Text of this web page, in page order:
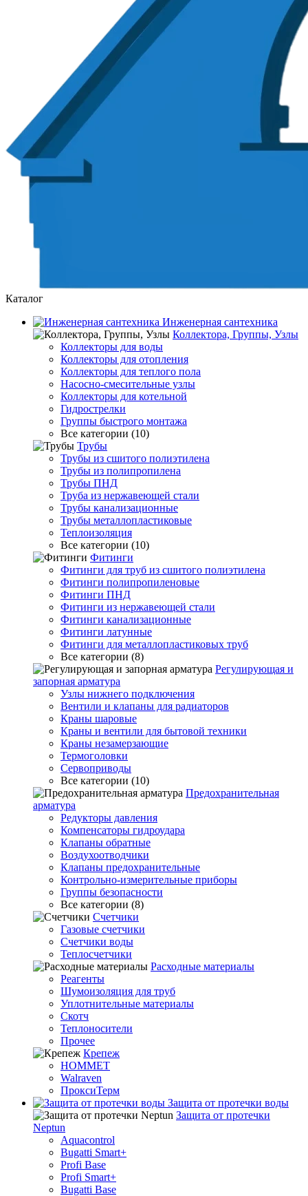
Каталог
Инженерная сантехника
Коллектора, Группы, Узлы
Коллекторы для воды
Коллекторы для отопления
Коллекторы для теплого пола
Насосно-смесительные узлы
Коллекторы для котельной
Гидрострелки
Группы быстрого монтажа
Все категории (10)
Трубы
Трубы из сшитого полиэтилена
Трубы из полипропилена
Трубы ПНД
Труба из нержавеющей стали
Трубы канализационные
Трубы металлопластиковые
Теплоизоляция
Все категории (10)
Фитинги
Фитинги для труб из сшитого полиэтилена
Фитинги полипропиленовые
Фитинги ПНД
Фитинги из нержавеющей стали
Фитинги канализационные
Фитинги латунные
Фитинги для металлопластиковых труб
Все категории (8)
Регулирующая и
запорная арматура
Узлы нижнего подключения
Вентили и клапаны для радиаторов
Краны шаровые
Краны и вентили для бытовой техники
Краны незамерзающие
Термоголовки
Сервоприводы
Все категории (10)
Предохранительная
арматура
Редукторы давления
Компенсаторы гидроудара
Клапаны обратные
Воздухоотводчики
Клапаны предохранительные
Контрольно-измерительные приборы
Группы безопасности
Все категории (8)
Счетчики
Газовые счетчики
Счетчики воды
Теплосчетчики
Расходные материалы
Реагенты
Шумоизоляция для труб
Уплотнительные материалы
Скотч
Теплоносители
Прочее
Крепеж
HOMMET
Walraven
ПроксиТерм
Защита от протечки воды
Защита от протечки
Neptun
Aquacontrol
Bugatti Smart+
Profi Base
Profi Smart+
Bugatti Base